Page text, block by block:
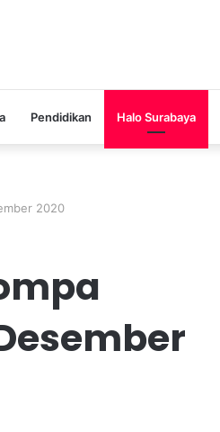
Pendidikan Halo Surabaya
2020